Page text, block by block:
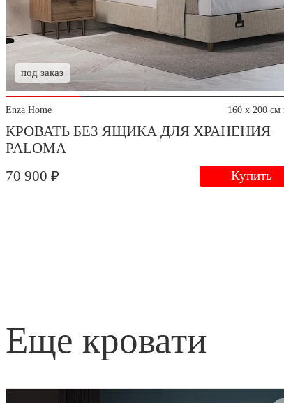
под заказ
Enza Home 160 x 200 см
КРОВАТЬ БЕЗ ЯЩИКА ДЛЯ ХРАНЕНИЯ
PALOMA
70 900 ₽
Купить
еще кровати